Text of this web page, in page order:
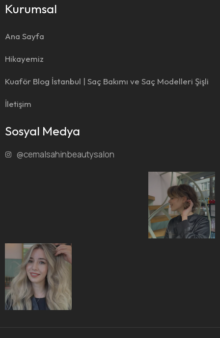
Kurumsal
Ana Sayfa
Hikayemiz
Kuaför Blog İstanbul | Saç Bakımı ve Saç Modelleri Şişli
İletişim
Sosyal Medya
@cemalsahinbeautysalon